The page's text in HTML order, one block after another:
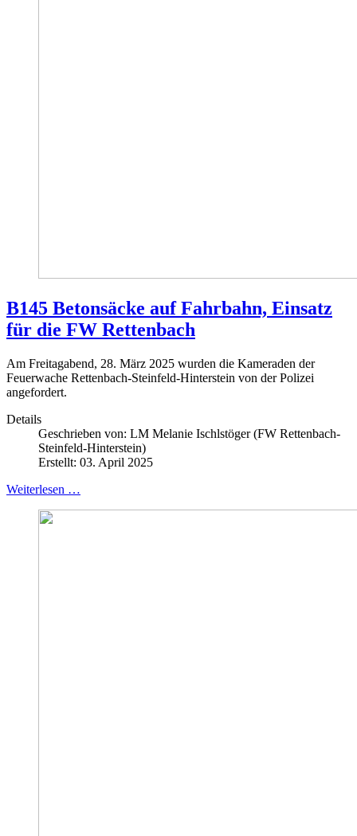
B145 Betonsäcke auf Fahrbahn, Einsatz
für die FW Rettenbach
Am Freitagabend, 28. März 2025 wurden die Kameraden der
Feuerwache Rettenbach-Steinfeld-Hinterstein von der Polizei
angefordert.
Details
Geschrieben von: LM Melanie Ischlstöger (FW Rettenbach-
Steinfeld-Hinterstein)
Erstellt: 03. April 2025
Weiterlesen …